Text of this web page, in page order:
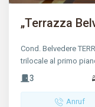
„Terrazza
Cond. Belvedere
trilocale al primo
3
Anruf